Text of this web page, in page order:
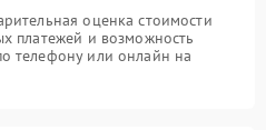
оценка стоимости
платежей и возможность
телефону или онлайн на